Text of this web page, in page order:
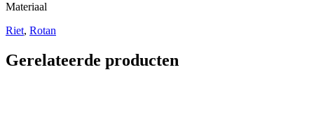
Materiaal
Riet, Rotan
Gerelateerde producten